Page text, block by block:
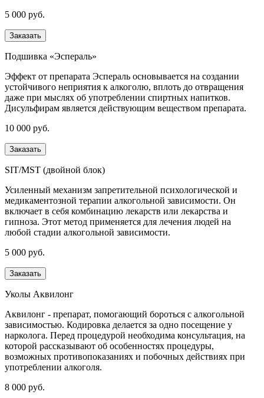
5 000 руб.
Заказать
Подшивка «Эспераль»
Эффект от препарата Эспераль основывается на создании
устойчивого неприятия к алкоголю, вплоть до отвращения
даже при мыслях об употреблении спиртных напитков.
Дисульфирам является действующим веществом препарата.
10 000 руб.
Заказать
SIT/MST (двойной блок)
Усиленный механизм запретительной психологической и
медикаментозной терапии алкогольной зависимости. Он
включает в себя комбинацию лекарств или лекарства и
гипноза. Этот метод применяется для лечения людей на
любой стадии алкогольной зависимости.
5 000 руб.
Заказать
Уколы Аквилонг
Аквилонг - препарат, помогающий бороться с алкогольной
зависимостью. Кодировка делается за одно посещение у
нарколога. Перед процедурой необходима консультация, на
которой рассказывают об особенностях процедуры,
возможных противопоказаниях и побочных действиях при
употреблении алкоголя.
8 000 руб.